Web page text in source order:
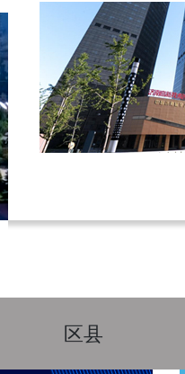
区县